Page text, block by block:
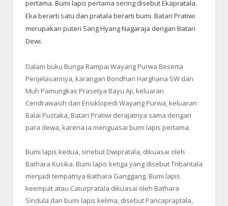
pertama. Bumi lapis pertama sering disebut Ekapratala.
Eka berarti satu dan pratala berarti bumi. Batari Pratiwi
merupakan puteri Sang Hyang Nagaraja dengan Batari
Dewi.
Dalam buku Bunga Rampai Wayang Purwa Beserta
Penjelasannya, karangan Bondhan Harghana SW dan
Muh Pamungkas Prasetya Bayu Aji, keluaran
Cendrawasih dan Ensiklopedi Wayang Purwa, keluaran
Balai Pustaka, Batari Pratiwi derajatnya sama dengan
para dewa, karena ia menguasai bumi lapis pertama.
Bumi lapis kedua, sinebut Dwipratala, dikuasai oleh
Bathara Kusika. Bumi lapis ketiga yang disebut Tribantala
menjadi tempatnya Bathara Ganggang. Bumi lapis
keempat atau Caturpratala dikuasai oleh Bathara
Sindula dan bumi lapis kelima, disebut Pancapraptala,